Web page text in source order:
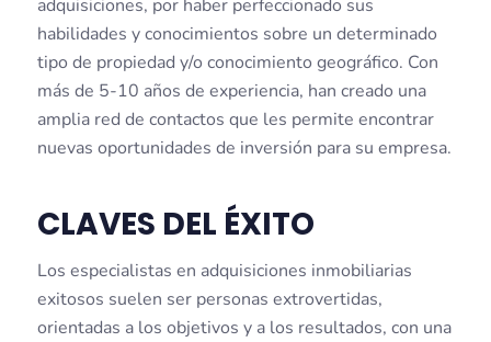
adquisiciones, por haber perfeccionado sus
habilidades y conocimientos sobre un determinado
tipo de propiedad y/o conocimiento geográfico. Con
más de 5-10 años de experiencia, han creado una
amplia red de contactos que les permite encontrar
nuevas oportunidades de inversión para su empresa.
CLAVES DEL ÉXITO
Los especialistas en adquisiciones inmobiliarias
exitosos suelen ser personas extrovertidas,
orientadas a los objetivos y a los resultados, con una